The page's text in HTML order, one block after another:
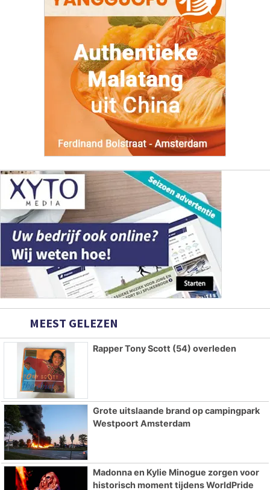
MEEST GELEZEN
Rapper Tony Scott (54) overleden
Grote uitslaande brand op campingpark
Westpoort Amsterdam
Madonna en Kylie Minogue zorgen voor
historisch moment tijdens WorldPride